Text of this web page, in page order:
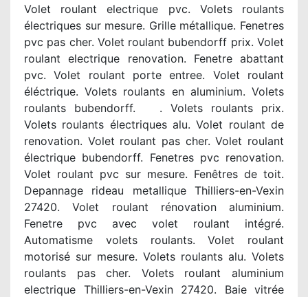
Volet roulant electrique pvc. Volets roulants
électriques sur mesure. Grille métallique. Fenetres
pvc pas cher. Volet roulant bubendorff prix. Volet
roulant electrique renovation. Fenetre abattant
pvc. Volet roulant porte entree. Volet roulant
éléctrique. Volets roulants en aluminium. Volets
roulants bubendorff. . Volets roulants prix.
Volets roulants électriques alu. Volet roulant de
renovation. Volet roulant pas cher. Volet roulant
électrique bubendorff. Fenetres pvc renovation.
Volet roulant pvc sur mesure. Fenêtres de toit.
Depannage rideau metallique Thilliers-en-Vexin
27420. Volet roulant rénovation aluminium.
Fenetre pvc avec volet roulant intégré.
Automatisme volets roulants. Volet roulant
motorisé sur mesure. Volets roulants alu. Volets
roulants pas cher. Volets roulant aluminium
electrique Thilliers-en-Vexin 27420. Baie vitrée